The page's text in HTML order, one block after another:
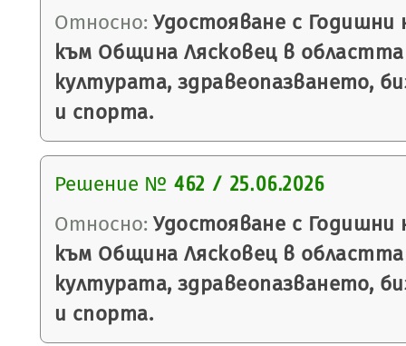
Относно: Удостояване с Годишни
към Община Лясковец в
културата, здравеопазването,
и спорта.
Решение № 462 / 25.06.2026
Относно: Удостояване с Годишни
към Община Лясковец в
културата, здравеопазването,
и спорта.